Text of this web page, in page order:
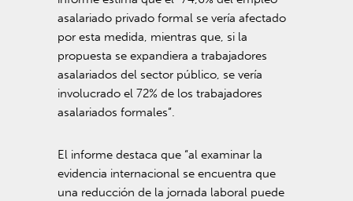
asalariado privado formal se vería afectado
por esta medida, mientras que, si la
propuesta se expandiera a trabajadores
asalariados del sector público, se vería
involucrado el 72% de los trabajadores
asalariados formales”.
El informe destaca que “al examinar la
evidencia internacional se encuentra que
una reducción de la jornada laboral puede